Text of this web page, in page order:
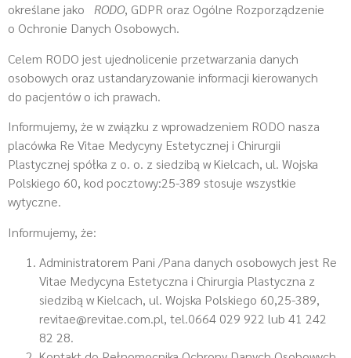
określane jako RODO, GDPR oraz Ogólne Rozporządzenie
o Ochronie Danych Osobowych.
Celem RODO jest ujednolicenie przetwarzania danych
osobowych oraz ustandaryzowanie informacji kierowanych
do pacjentów o ich prawach.
Informujemy, że w związku z wprowadzeniem RODO nasza
placówka Re Vitae Medycyny Estetycznej i Chirurgii
Plastycznej spółka z o. o. z siedzibą w Kielcach, ul. Wojska
Polskiego 60, kod pocztowy:25-389 stosuje wszystkie
wytyczne.
Informujemy, że:
Administratorem Pani /Pana danych osobowych jest Re
Vitae Medycyna Estetyczna i Chirurgia Plastyczna z
siedzibą w Kielcach, ul. Wojska Polskiego 60,25-389,
revitae@revitae.com.pl, tel.0664 029 922 lub 41 242
82 28.